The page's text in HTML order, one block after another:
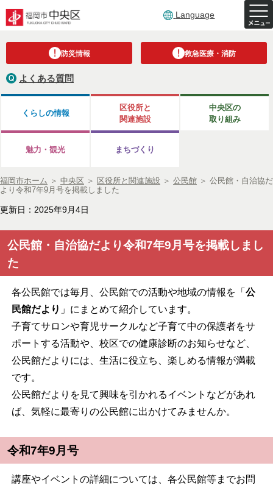
Language
防災情報 救急医療・消防
よくある質問
くらしの情報
区役所と
関連施設
中央区の
取り組み
魅力・観光 まちづくり
福岡市ホーム ＞ 中央区 ＞ 区役所と関連施設 ＞ 公民館 ＞ 公民館・自治協だ
より令和7年9月号を掲載しました
更新日：2025年9月4日
公民館・自治協だより令和7年9月号を掲載しまし
た
各公民館では毎月、公民館での活動や地域の情報を「 公
民館だより 」にまとめて紹介しています。
子育てサロンや育児サークルなど子育て中の保護者をサ
ポートする活動や、校区での健康診断のお知らせなど、
公民館だよりには、生活に役立ち、楽しめる情報が満載
です。
公民館だよりを見て興味を引かれるイベントなどがあれ
ば、気軽に最寄りの公民館に出かけてみませんか。
令和7年9月号
講座やイベントの詳細については、各公民館等までお問